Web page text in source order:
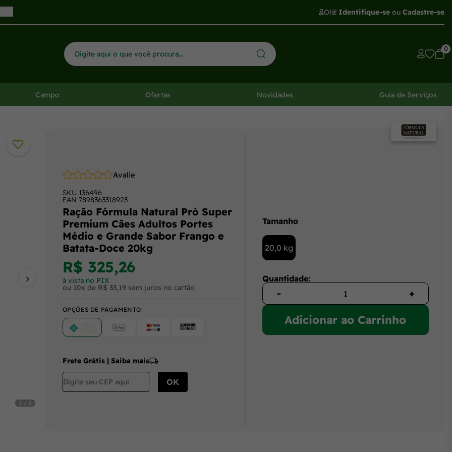
Olá! Identifique-se ou Cadastre-se
0
Campo Ofertas Novidades Guia de Serviços
›
1 / 5
Avalie
SKU 136496
EAN 7898363318923
Ração Fórmula Natural Pró Super
Premium Cães Adultos Portes
Médio e Grande Sabor Frango e
Batata-Doce 20kg
R$ 325,26
à vista no PIX
ou 10x de R$ 33,19 sem juros no cartão
OPÇÕES DE PAGAMENTO
PIX Google Pay (Crédito/Débito)
Cartão Boleto
Frete Grátis | Saiba mais
Tamanho
20,0 kg
Quantidade:
- +
Adicionar ao Carrinho